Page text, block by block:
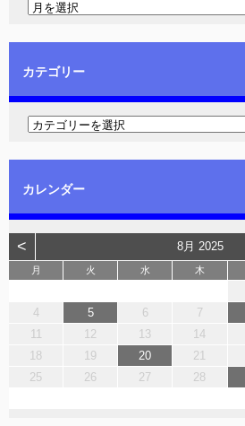
カテゴリー
カレンダー
< 8月 2025
月 火 水 木
4
5 6 7
11
12 13 14
18
19 20 21
25
26 27 28